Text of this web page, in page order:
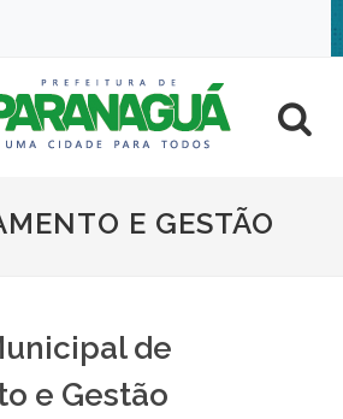
E GESTÃO
de
e Gestão